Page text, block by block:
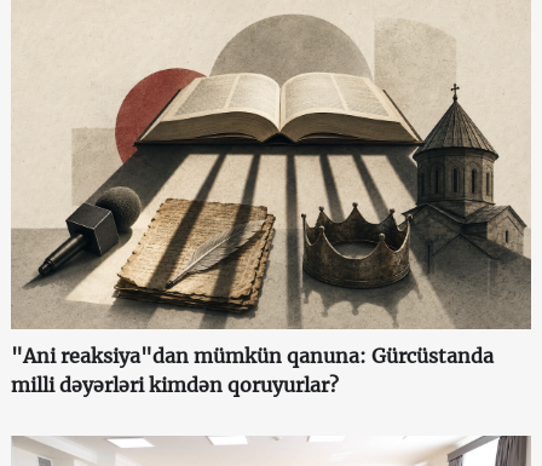
"Ani reaksiya"dan mümkün qanuna: Gürcüstanda
milli dəyərləri kimdən qoruyurlar?